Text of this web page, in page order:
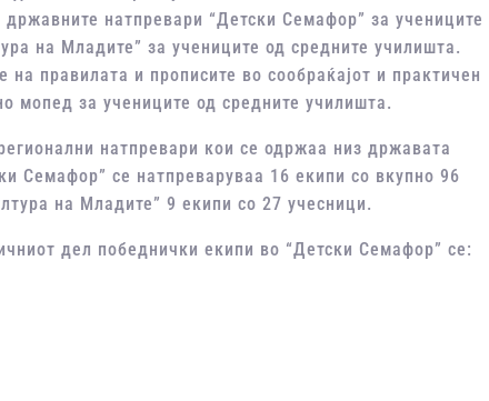
натпревари “Детски Семафор” за учениците
на Младите” за учениците од средните училишта.
правилата и прописите во сообраќајот и практичен
мопед за учениците од средните училишта.
натпревари кои се одржаа низ државата
Семафор” се натпреваруваа 16 екипи со вкупно 96
на Младите” 9 екипи со 27 учесници.
дел победнички екипи во “Детски Семафор” се: